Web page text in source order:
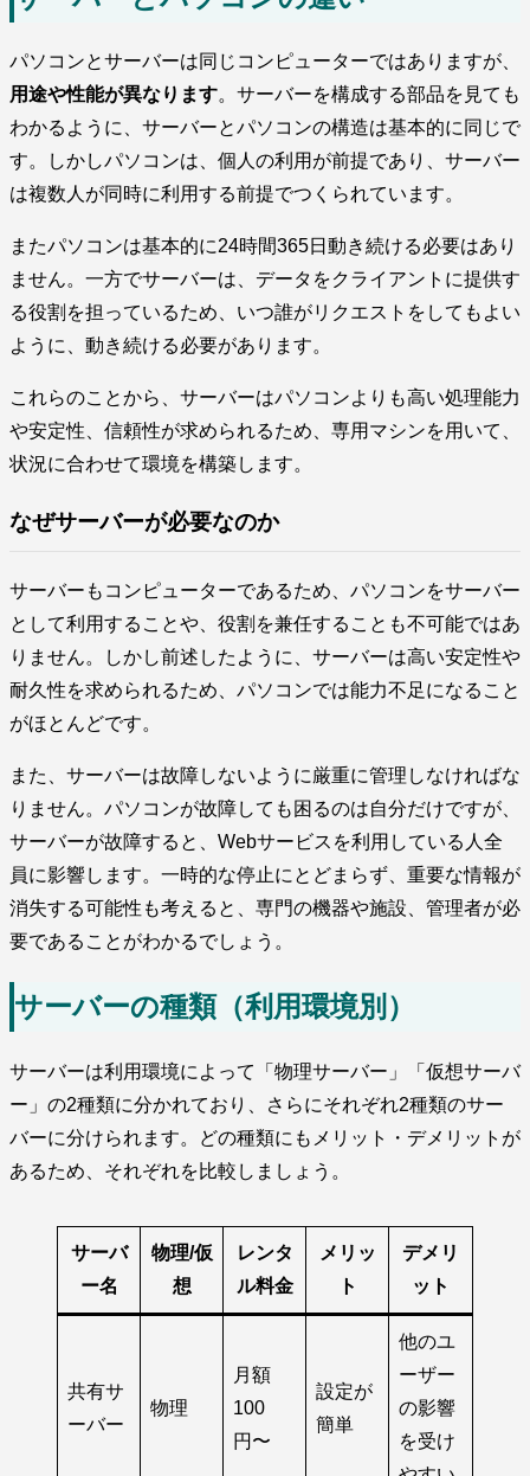
パソコンとサーバーは同じコンピューターではありますが、
用途や性能が異なります。サーバーを構成する部品を見ても
わかるように、サーバーとパソコンの構造は基本的に同じで
す。しかしパソコンは、個人の利用が前提であり、サーバー
は複数人が同時に利用する前提でつくられています。
またパソコンは基本的に24時間365日動き続ける必要はあり
ません。一方でサーバーは、データをクライアントに提供す
る役割を担っているため、いつ誰がリクエストをしてもよい
ように、動き続ける必要があります。
これらのことから、サーバーはパソコンよりも高い処理能力
や安定性、信頼性が求められるため、専用マシンを用いて、
状況に合わせて環境を構築します。
なぜサーバーが必要なのか
サーバーもコンピューターであるため、パソコンをサーバー
として利用することや、役割を兼任することも不可能ではあ
りません。しかし前述したように、サーバーは高い安定性や
耐久性を求められるため、パソコンでは能力不足になること
がほとんどです。
また、サーバーは故障しないように厳重に管理しなければな
りません。パソコンが故障しても困るのは自分だけですが、
サーバーが故障すると、Webサービスを利用している人全
員に影響します。一時的な停止にとどまらず、重要な情報が
消失する可能性も考えると、専門の機器や施設、管理者が必
要であることがわかるでしょう。
サーバーの種類（利用環境別）
サーバーは利用環境によって「物理サーバー」「仮想サーバ
ー」の2種類に分かれており、さらにそれぞれ2種類のサー
バーに分けられます。どの種類にもメリット・デメリットが
あるため、それぞれを比較しましょう。
サーバ
ー名
物理/仮
想
レンタ
ル料金
メリッ
ト
デメリ
ット
共有サ
ーバー
物理
月額
100
円〜
設定が
簡単
他のユ
ーザー
の影響
を受け